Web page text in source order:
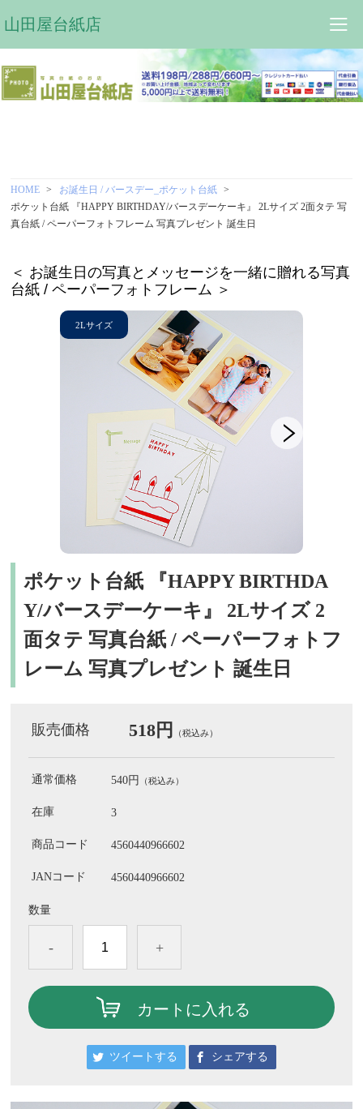
山田屋台紙店
HOME
お誕生日 / バースデー_ポケット台紙
ポケット台紙 『HAPPY BIRTHDAY/バースデーケーキ』 2Lサイズ 2面タテ 写
真台紙 / ペーパーフォトフレーム 写真プレゼント 誕生日
＜ お誕生日の写真とメッセージを一緒に贈れる写真
台紙 / ペーパーフォトフレーム ＞
ポケット台紙 『HAPPY BIRTHDA
Y/バースデーケーキ』 2Lサイズ 2
面タテ 写真台紙 / ペーパーフォトフ
レーム 写真プレゼント 誕生日
販売価格 518円 （税込み）
通常価格 540円 （税込み）
在庫 3
商品コード 4560440966602
JANコード 4560440966602
数量
- +
カートに入れる
ツイートする シェアする